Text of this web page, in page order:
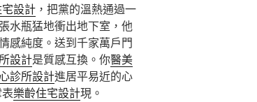
設計 ，把黨的溫熱通過一
水瓶猛地衝出地下室，他
感純度。送到千家萬戶門
設計是質感互換。你醫美
診所設計進居平易近的心
樂齡住宅設計現。